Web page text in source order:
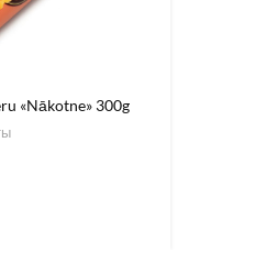
«Nākotne» 300g